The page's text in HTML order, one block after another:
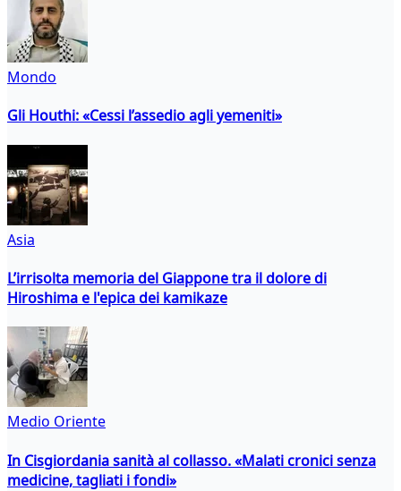
Mondo
Gli Houthi: «Cessi l’assedio agli yemeniti»
Asia
L’irrisolta memoria del Giappone tra il dolore di
Hiroshima e l'epica dei kamikaze
Medio Oriente
In Cisgiordania sanità al collasso. «Malati cronici senza
medicine, tagliati i fondi»